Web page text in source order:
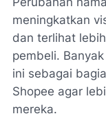
meningkatkan
dan terlihat
pembeli.
ini sebagai
Shopee agar
mereka.